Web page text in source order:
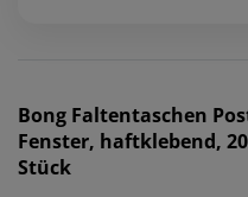
Bong Faltentaschen
Fenster, haftklebend,
Stück